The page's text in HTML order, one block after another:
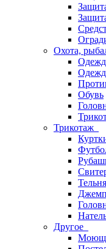
Охота,
Обувь
Трикотаж
Другое